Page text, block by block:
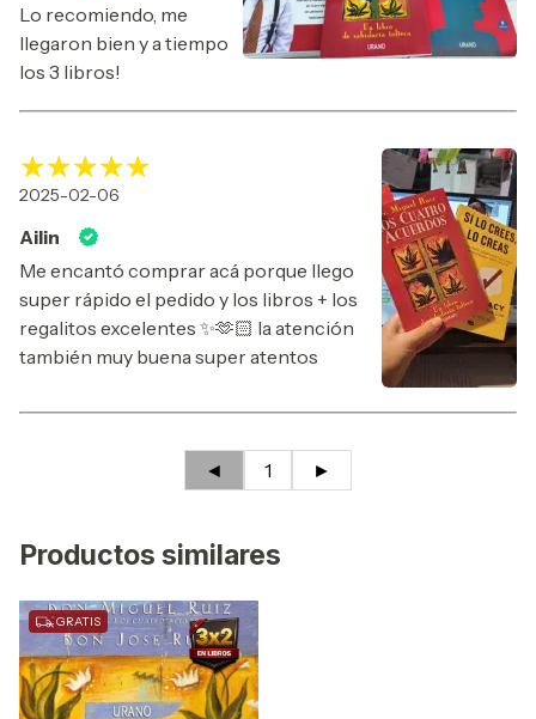
Lo recomiendo, me
llegaron bien y a tiempo
los 3 libros!
2025-02-06
Ailin
Me encantó comprar acá porque llego
super rápido el pedido y los libros + los
regalitos excelentes ✨🫶🏻 la atención
también muy buena super atentos
◄ 1 ►
Productos similares
GRATIS